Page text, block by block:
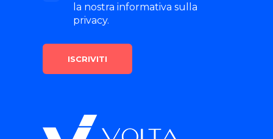
la nostra informativa sulla
privacy.